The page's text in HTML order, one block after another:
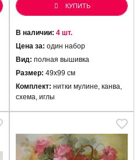
КУПИТЬ
В наличии: 4 шт.
Цена за: один набор
Вид: полная вышивка
Размер: 49х99 см
Комплект: нитки мулине, канва,
схема, иглы